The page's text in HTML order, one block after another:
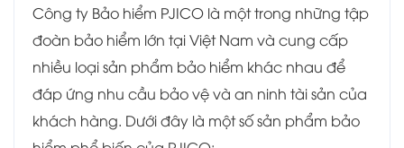
Công ty Bảo hiểm PJICO là một trong những tập
đoàn bảo hiểm lớn tại Việt Nam và cung cấp
nhiều loại sản phẩm bảo hiểm khác nhau để
đáp ứng nhu cầu bảo vệ và an ninh tài sản của
khách hàng. Dưới đây là một số sản phẩm bảo